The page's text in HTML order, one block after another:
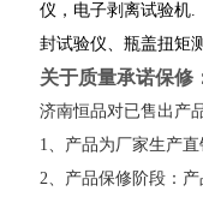
仪，电子剥离试验机.
封试验仪、瓶盖扭矩
关于质量承诺保修
济南恒品对已售出产
1、产品为厂家生产
2、产品保修阶段：